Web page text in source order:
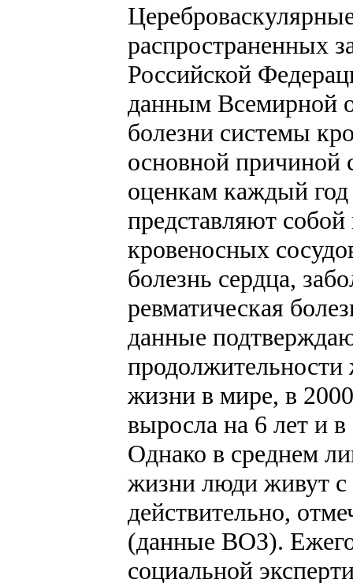
распространенных
Российской
данным Всемирной
болезни системы
основной причиной
оценкам каждый
представляют
кровеносных
болезнь сердца,
ревматическая
данные
продолжительности
жизни в мире, в
выросла на 6 лет и в
Однако в среднем
жизни люди живут
действительно,
(данные ВОЗ).
социальной